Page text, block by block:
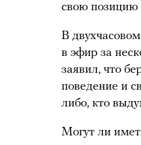
свою позицию
В двухчасовом
в эфир за
заявил, что
поведение и
либо, кто
Могут ли